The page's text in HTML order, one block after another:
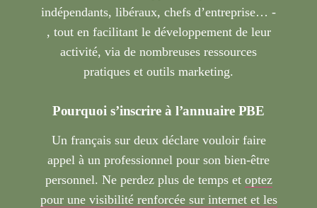
indépendants, libéraux, chefs d’entreprise… -
, tout en facilitant le développement de leur
activité, via de nombreuses ressources
pratiques et outils marketing.
Pourquoi s’inscrire à l’annuaire PBE
Un français sur deux déclare vouloir faire
appel à un professionnel pour son bien-être
personnel. Ne perdez plus de temps et optez
pour une visibilité renforcée sur internet et les